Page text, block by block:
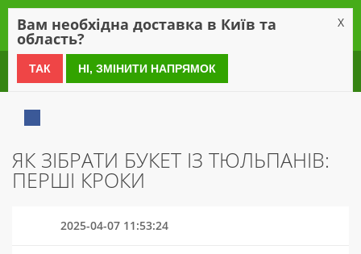
0 800 21 54 55
ЯК ЗІБРАТИ БУКЕТ ІЗ ТЮЛЬПАНІВ:
ПЕРШІ КРОКИ
2025-04-07 11:53:24
Вам необхідна доставка в Київ та
область?
X
ТАК НІ, ЗМІНИТИ НАПРЯМОК